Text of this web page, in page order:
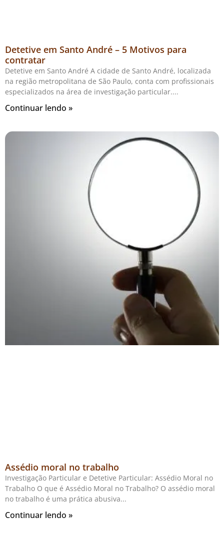
Detetive em Santo André – 5 Motivos para
contratar
Detetive em Santo André A cidade de Santo André, localizada
na região metropolitana de São Paulo, conta com profissionais
especializados na área de investigação particular.
Continuar lendo »
Assédio moral no trabalho
Investigação Particular e Detetive Particular: Assédio Moral no
Trabalho O que é Assédio Moral no Trabalho? O assédio moral
no trabalho é uma prática abusiva
Continuar lendo »